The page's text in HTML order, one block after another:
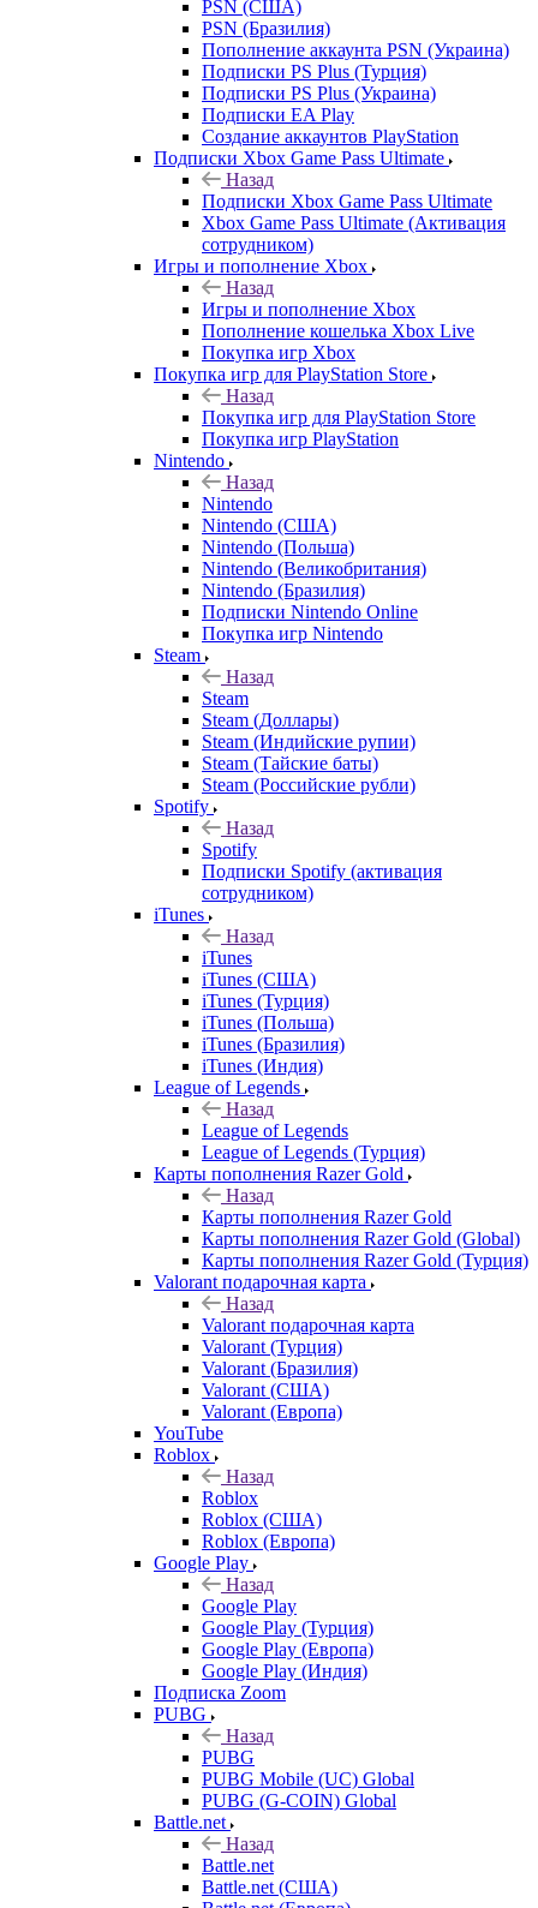
PSN (США)
PSN (Бразилия)
Пополнение аккаунта PSN (Украина)
Подписки PS Plus (Турция)
Подписки PS Plus (Украина)
Подписки EA Play
Создание аккаунтов PlayStation
Подписки Xbox Game Pass Ultimate
Назад
Подписки Xbox Game Pass Ultimate
Xbox Game Pass Ultimate (Активация
сотрудником)
Игры и пополнение Xbox
Назад
Игры и пополнение Xbox
Пополнение кошелька Xbox Live
Покупка игр Xbox
Покупка игр для PlayStation Store
Назад
Покупка игр для PlayStation Store
Покупка игр PlayStation
Nintendo
Назад
Nintendo
Nintendo (США)
Nintendo (Польша)
Nintendo (Великобритания)
Nintendo (Бразилия)
Подписки Nintendo Online
Покупка игр Nintendo
Steam
Назад
Steam
Steam (Доллары)
Steam (Индийские рупии)
Steam (Тайские баты)
Steam (Российские рубли)
Spotify
Назад
Spotify
Подписки Spotify (активация
сотрудником)
iTunes
Назад
iTunes
iTunes (США)
iTunes (Турция)
iTunes (Польша)
iTunes (Бразилия)
iTunes (Индия)
League of Legends
Назад
League of Legends
League of Legends (Турция)
Карты пополнения Razer Gold
Назад
Карты пополнения Razer Gold
Карты пополнения Razer Gold (Global)
Карты пополнения Razer Gold (Турция)
Valorant подарочная карта
Назад
Valorant подарочная карта
Valorant (Турция)
Valorant (Бразилия)
Valorant (США)
Valorant (Европа)
YouTube
Roblox
Назад
Roblox
Roblox (США)
Roblox (Европа)
Google Play
Назад
Google Play
Google Play (Турция)
Google Play (Европа)
Google Play (Индия)
Подписка Zoom
PUBG
Назад
PUBG
PUBG Mobile (UC) Global
PUBG (G-COIN) Global
Battle.net
Назад
Battle.net
Battle.net (США)